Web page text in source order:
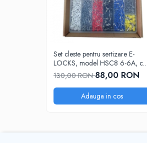
Set cleste pentru sertizare E-
LOCKS, model HSC8 6-6A, cu
sase falci + 1900 buc terminale
conductori
130,00 RON88,00 RON
Adauga in cos